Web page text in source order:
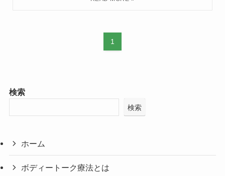
1
検索
検索
ホーム
ボディートーク療法とは